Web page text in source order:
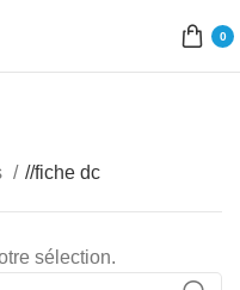
0
/ fiche dc
sélection.